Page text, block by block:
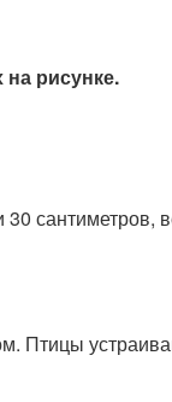
рисунке.
сантиметров,
Птицы